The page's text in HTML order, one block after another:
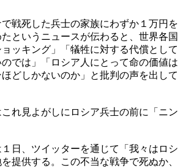
戦死した兵士の家族にわずか１万円を
というニュースが伝わると、世界各国
ッキング」「犠牲に対する代償として
では」「ロシア人にとって命の価値は
どしかないのか」と批判の声を出して
れ見よがしにロシア兵士の前に「ニン
日、ツイッターを通じて「我々はロシ
提供する。この不当な戦争で死ぬか、